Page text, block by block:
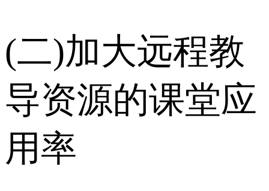
(二)加大远程教
导资源的课堂应
用率